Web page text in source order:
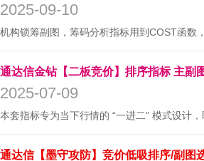
2025-09-10
2025-07-09